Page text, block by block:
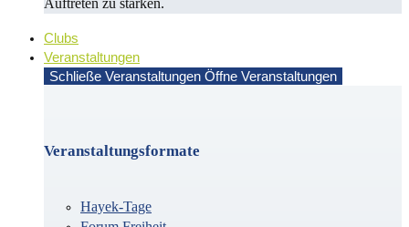
Clubs
Veranstaltungen
Schließe Veranstaltungen Öffne Veranstaltungen
Veranstaltungsformate
Hayek-Tage